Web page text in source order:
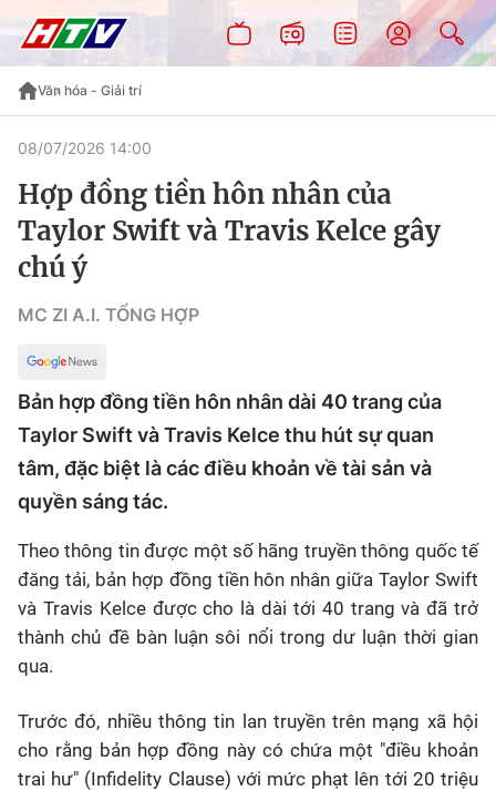
Văn hóa - Giải trí
08/07/2026 14:00
Hợp đồng tiền hôn nhân của
Taylor Swift và Travis Kelce gây
chú ý
MC ZI A.I. TỔNG HỢP
Bản hợp đồng tiền hôn nhân dài 40 trang của
Taylor Swift và Travis Kelce thu hút sự quan
tâm, đặc biệt là các điều khoản về tài sản và
quyền sáng tác.
Theo thông tin được một số hãng truyền thông quốc tế
đăng tải, bản hợp đồng tiền hôn nhân giữa Taylor Swift
và Travis Kelce được cho là dài tới 40 trang và đã trở
thành chủ đề bàn luận sôi nổi trong dư luận thời gian
qua.
Trước đó, nhiều thông tin lan truyền trên mạng xã hội
cho rằng bản hợp đồng này có chứa một "điều khoản
trai hư" (Infidelity Clause) với mức phạt lên tới 20 triệu